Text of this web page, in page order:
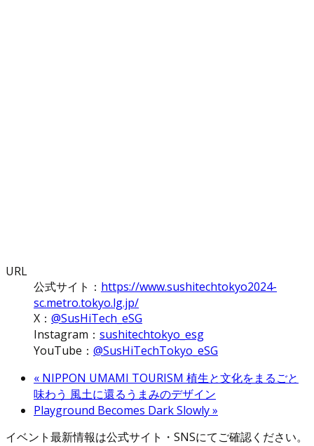
URL
公式サイト： https://www.sushitechtokyo2024-
sc.metro.tokyo.lg.jp/
X： @SusHiTech_eSG
Instagram： sushitechtokyo_esg
YouTube： @SusHiTechTokyo_eSG
« NIPPON UMAMI TOURISM 植生と文化をまるごと
味わう 風土に還るうまみのデザイン
Playground Becomes Dark Slowly»
イベント最新情報は公式サイト・SNSにてご確認ください。